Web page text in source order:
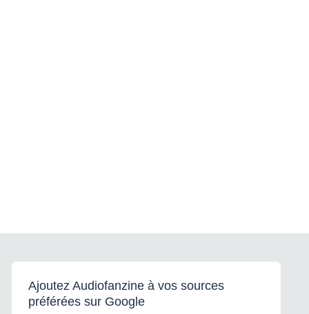
Ajoutez Audiofanzine à vos sources
préférées sur Google